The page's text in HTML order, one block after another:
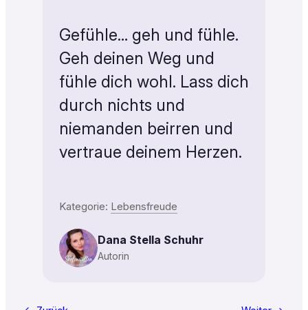
Gefühle… geh und fühle.
Geh deinen Weg und
fühle dich wohl. Lass dich
durch nichts und
niemanden beirren und
vertraue deinem Herzen.
Kategorie: Lebensfreude
Dana Stella Schuhr
Autorin